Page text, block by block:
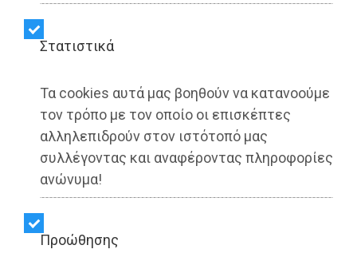
Στατιστικά
Τα cookies αυτά μας βοηθούν να κατανοούμε
τον τρόπο με τον οποίο οι επισκέπτες
αλληλεπιδρούν στον ιστότοπό μας
συλλέγοντας και αναφέροντας πληροφορίες
ανώνυμα!
Προώθησης
Σκούφος έκα(μ)ψε
Ξηντάρα
Share:
Dimotisnews | 05/07/2025 - 19:17
▶️ Ακούστε το κείμενο